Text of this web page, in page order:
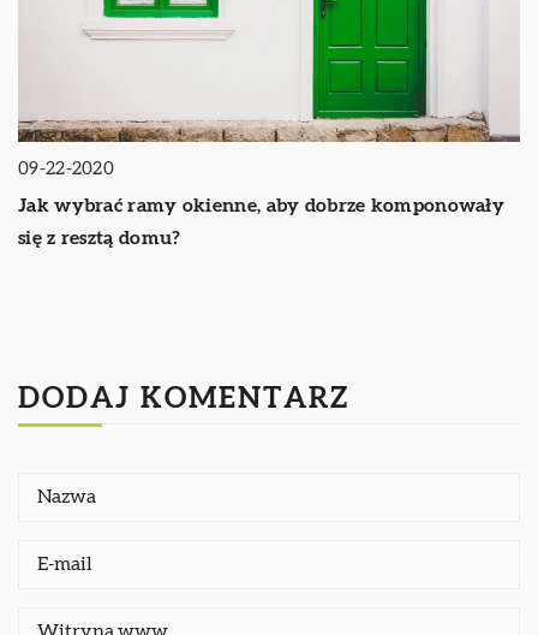
09-22-2020
Jak wybrać ramy okienne, aby dobrze komponowały
się z resztą domu?
DODAJ KOMENTARZ